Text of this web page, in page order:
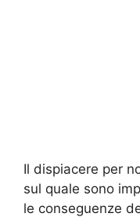
Il dispiacere per
sul quale sono
le conseguenze